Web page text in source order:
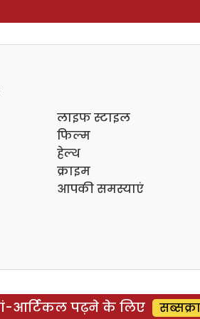
लाइफ स्टाइल
फिल्म
हेल्थ
क्राइम
आपकी समस्याएं
आर्टिकल पढ़ने के लिए